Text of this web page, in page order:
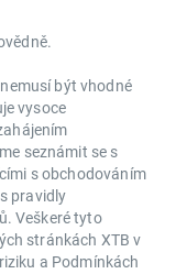
být vhodné
vysoce
seznámit se s
s obchodováním
pravidly
Veškeré tyto
stránkách XTB v
a Podmínkách